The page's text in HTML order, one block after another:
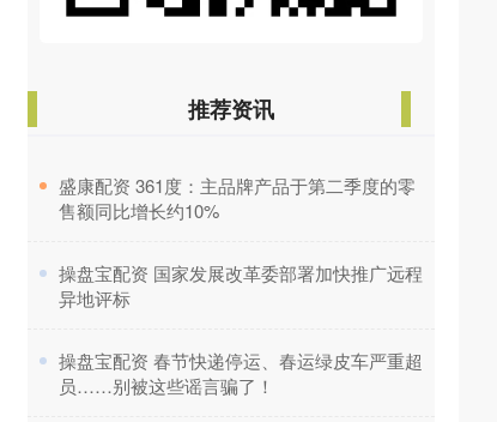
推荐资讯
​盛康配资 361度：主品牌产品于第二季度的零
售额同比增长约10%
​操盘宝配资 国家发展改革委部署加快推广远程
异地评标
​操盘宝配资 春节快递停运、春运绿皮车严重超
员……别被这些谣言骗了！